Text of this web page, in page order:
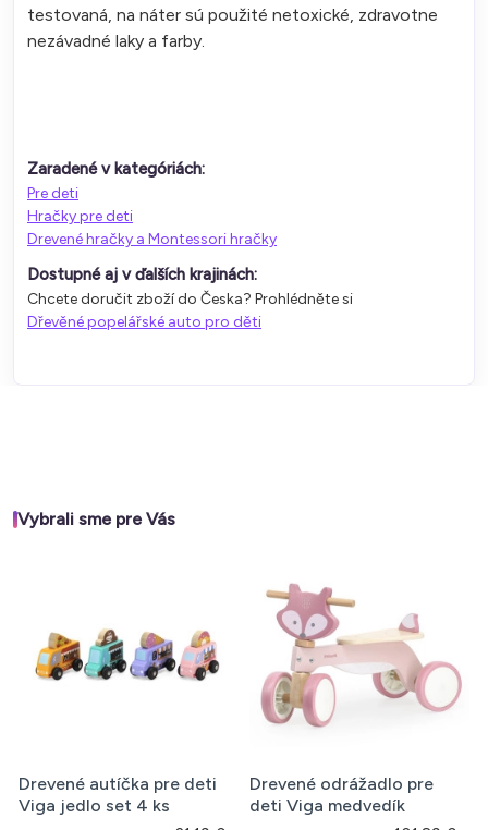
testovaná, na náter sú použité netoxické, zdravotne
nezávadné laky a farby.
Zaradené v kategóriách:
Pre deti
Hračky pre deti
Drevené hračky a Montessori hračky
Dostupné aj v ďalších krajinách:
Chcete doručit zboží do Česka? Prohlédněte si
Dřevěné popelářské auto pro děti
Vybrali sme pre Vás
Drevené autíčka pre deti
Viga jedlo set 4 ks
Drevené odrážadlo pre
deti Viga medvedík